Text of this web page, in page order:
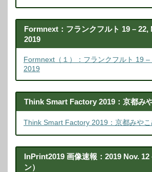
Formnext：フランクフルト 19 – 22,
2019
Formnext（１）：フランクフルト 19
2019
Think Smart Factory 2019：京都み
Think Smart Factory 2019：京都みや
InPrint2019 画像速報：2019 Nov. 12
ン）